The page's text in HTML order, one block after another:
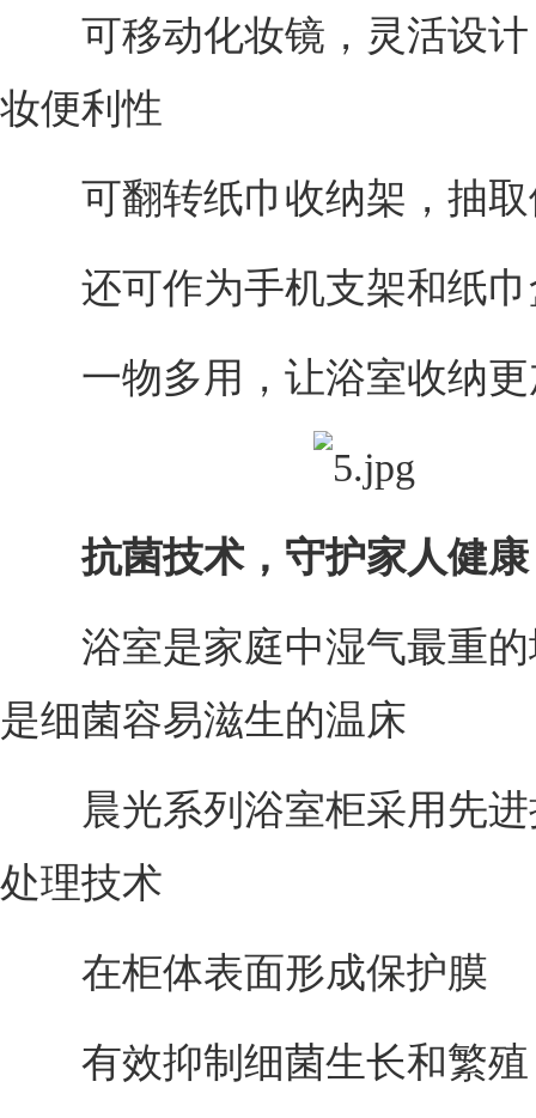
可移动化妆镜，灵活设计
妆便利性
可翻转纸巾收纳架，抽取
还可作为手机支架和纸巾
一物多用，让浴室收纳更
抗菌技术，守护家人健康
浴室是家庭中湿气最重的
是细菌容易滋生的温床
晨光系列浴室柜采用先进
处理技术
在柜体表面形成保护膜
有效抑制细菌生长和繁殖